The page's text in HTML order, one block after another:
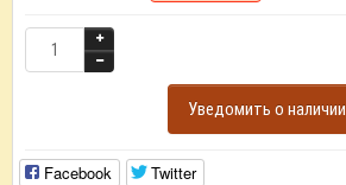
Уведомить о наличии
Facebook Twitter